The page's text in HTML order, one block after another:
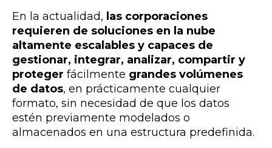
En la actualidad, las corporaciones
requieren de soluciones en la nube
altamente escalables y capaces de
gestionar, integrar, analizar, compartir y
proteger fácilmente grandes volúmenes
de datos, en prácticamente cualquier
formato, sin necesidad de que los datos
estén previamente modelados o
almacenados en una estructura predefinida.